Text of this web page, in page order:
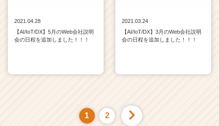
2021.04.28
【AI/IoT/DX】5月のWeb会社説明
会の日程を追加しました！！！
2021.03.24
【AI/IoT/DX】3月のWeb会社説明
会の日程を追加しました！！！
1 2